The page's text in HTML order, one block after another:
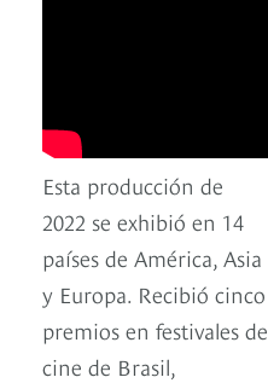
Esta producción de
2022 se exhibió en 14
países de América, Asia
y Europa. Recibió cinco
premios en festivales de
cine de Brasil,